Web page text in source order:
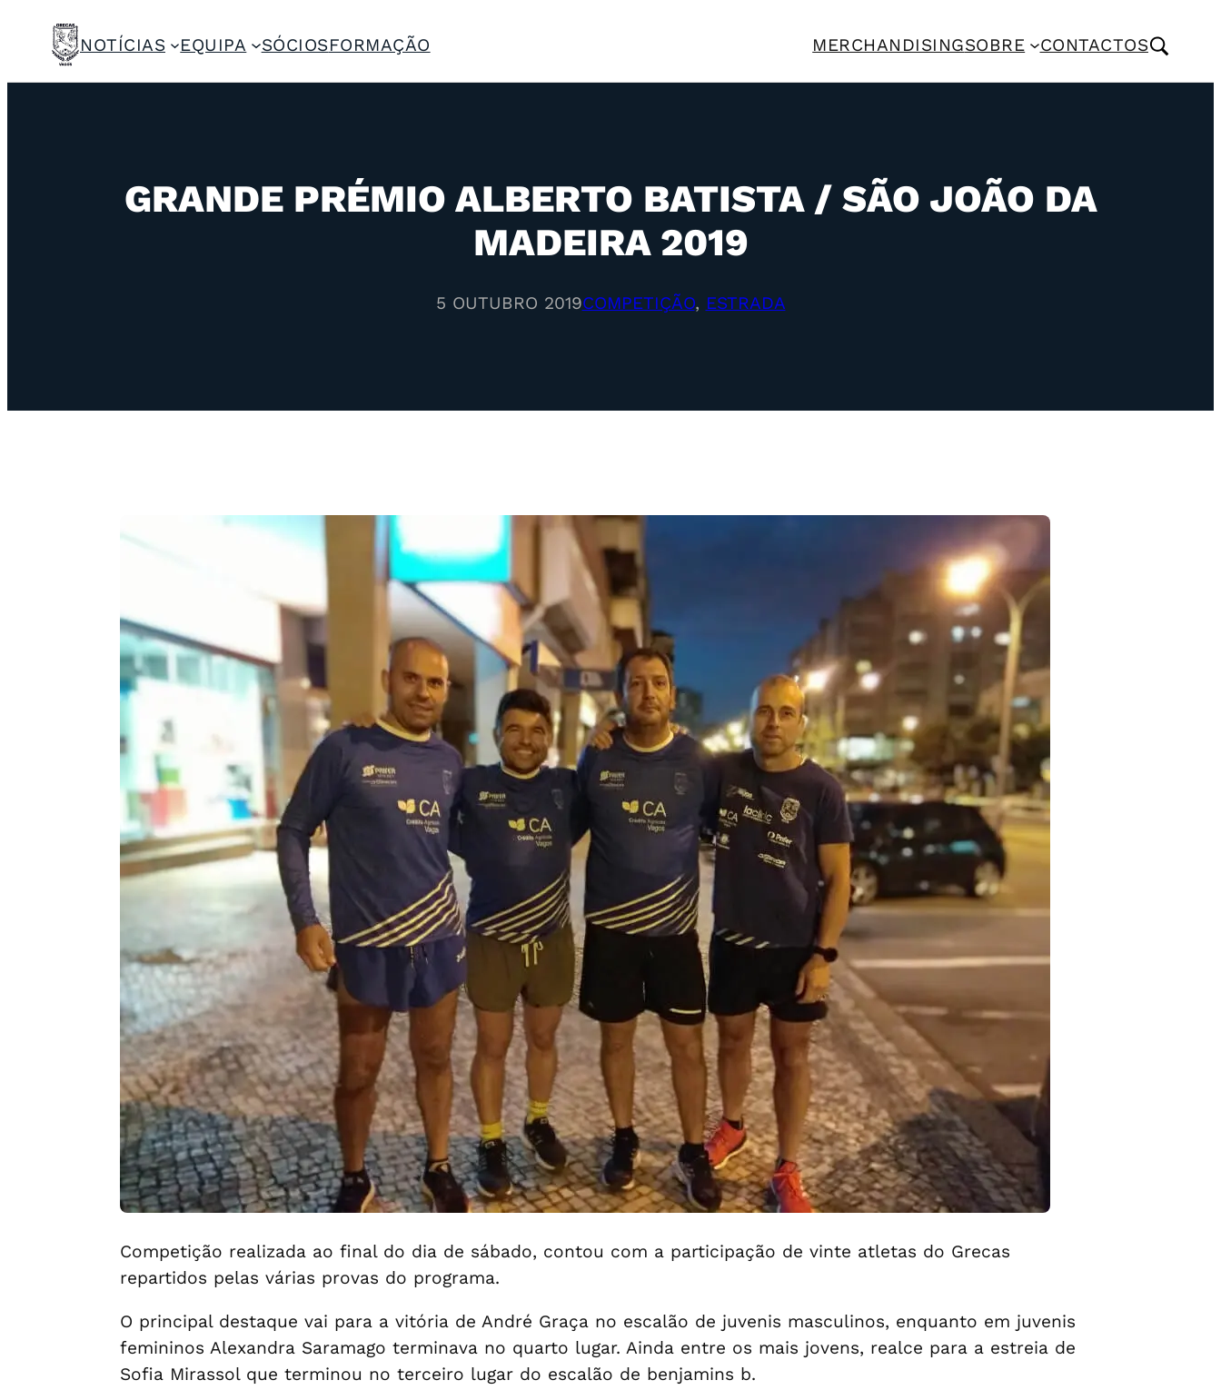
NOTÍCIAS EQUIPA SÓCIOSFORMAÇÃO MERCHANDISINGSOBRE CONTACTOS
GRANDE PRÉMIO ALBERTO BATISTA / SÃO JOÃO DA
MADEIRA 2019
5 OUTUBRO 2019COMPETIÇÃO, ESTRADA
Competição realizada ao final do dia de sábado, contou com a participação de vinte atletas do Grecas
repartidos pelas várias provas do programa.
O principal destaque vai para a vitória de André Graça no escalão de juvenis masculinos, enquanto em juvenis
femininos Alexandra Saramago terminava no quarto lugar. Ainda entre os mais jovens, realce para a estreia de
Sofia Mirassol que terminou no terceiro lugar do escalão de benjamins b.